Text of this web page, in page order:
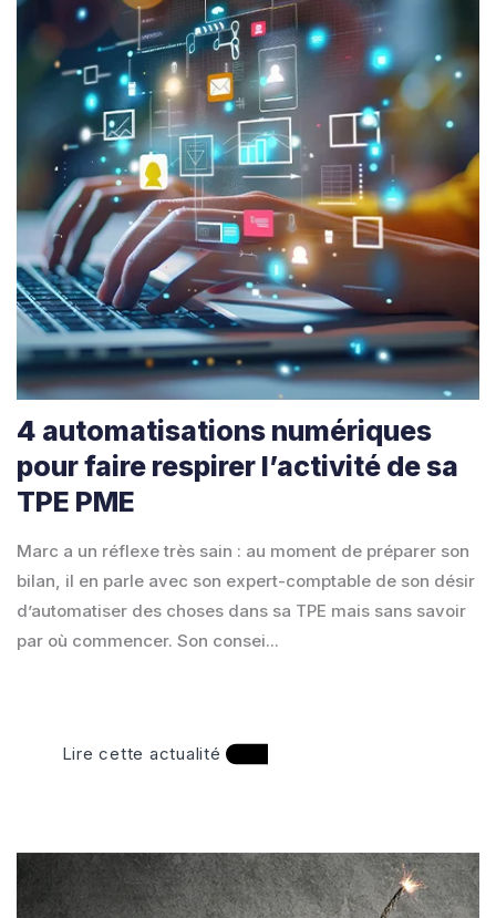
4 automatisations numériques
pour faire respirer l’activité de sa
TPE PME
Marc a un réflexe très sain : au moment de préparer son
bilan, il en parle avec son expert-comptable de son désir
d’automatiser des choses dans sa TPE mais sans savoir
par où commencer. Son consei...
Lire cette actualité